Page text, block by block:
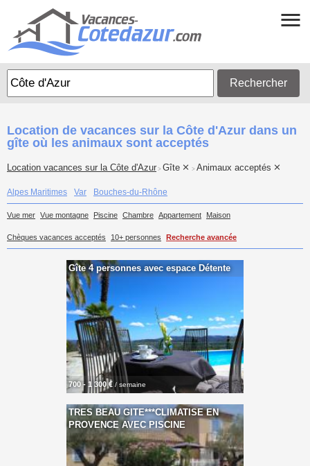
Rechercher
Location de vacances sur la Côte d'Azur dans un
gîte où les animaux sont acceptés
Location vacances sur la Côte d'Azur > Gîte > Animaux acceptés
Alpes Maritimes Var Bouches-du-Rhône
Vue mer Vue montagne Piscine Chambre Appartement Maison
Chèques vacances acceptés 10+ personnes Recherche avancée
Gîte 4 personnes avec espace Détente
700 - 1 300 € / semaine
TRES BEAU GITE***CLIMATISE EN
PROVENCE AVEC PISCINE